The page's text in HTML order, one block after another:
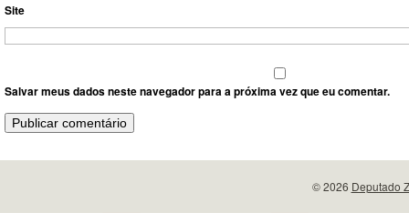
Site
Salvar meus dados neste navegador para a próxima vez que eu comentar.
© 2026 Deputado